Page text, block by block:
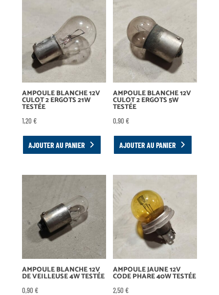
AMPOULE BLANCHE 12V
CULOT 2 ERGOTS 21W
TESTÉE
1,20 €
AJOUTER AU PANIER
AMPOULE BLANCHE 12V
CULOT 2 ERGOTS 5W
TESTÉE
0,90€
AJOUTER AU PANIER
AMPOULE BLANCHE 12V
DE VEILLEUSE 4W TESTÉE
0,90 €
AMPOULE JAUNE 12V
CODE PHARE 40W TESTÉE
2,50€